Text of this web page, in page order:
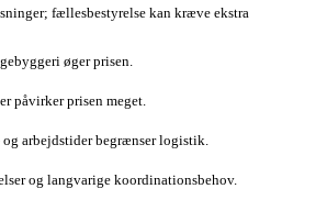
fællesbestyrelse kan kræve ekstra
øger prisen.
påvirker prisen meget.
arbejdstider begrænser logistik.
og langvarige koordinationsbehov.